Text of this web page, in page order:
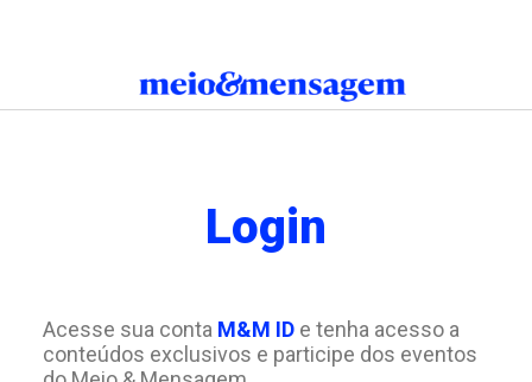
Login
Acesse sua conta M&M IDe tenha acesso a
conteúdos exclusivos e participe dos eventos